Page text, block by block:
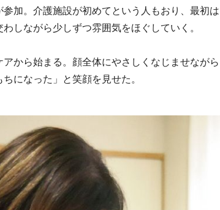
加。介護施設が初めてという人もおり、最初は
しながら少しずつ雰囲気をほぐしていく。
から始まる。顔全体にやさしくなじませながら
になった」と笑顔を見せた。